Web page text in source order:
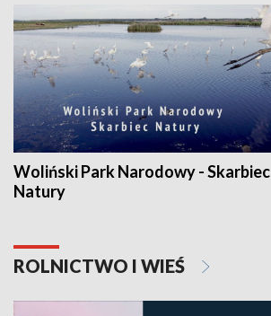
Woliński Park Narodowy - Skarbiec
Natury
ROLNICTWO I WIEŚ